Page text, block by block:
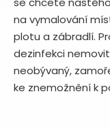
na vymalování
plotu a zábradlí.
dezinfekci
neobývaný,
ke znemožnění k